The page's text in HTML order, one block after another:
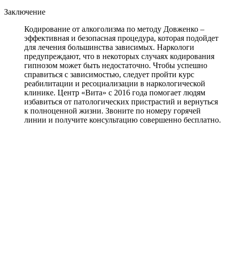
Заключение
Кодирование от алкоголизма по методу Довженко –
эффективная и безопасная процедура, которая подойдет
для лечения большинства зависимых. Наркологи
предупреждают, что в некоторых случаях кодирования
гипнозом может быть недостаточно. Чтобы успешно
справиться с зависимостью, следует пройти курс
реабилитации и ресоциализации в наркологической
клинике. Центр «Вита» с 2016 года помогает людям
избавиться от патологических пристрастий и вернуться
к полноценной жизни. Звоните по номеру горячей
линии и получите консультацию совершенно бесплатно.